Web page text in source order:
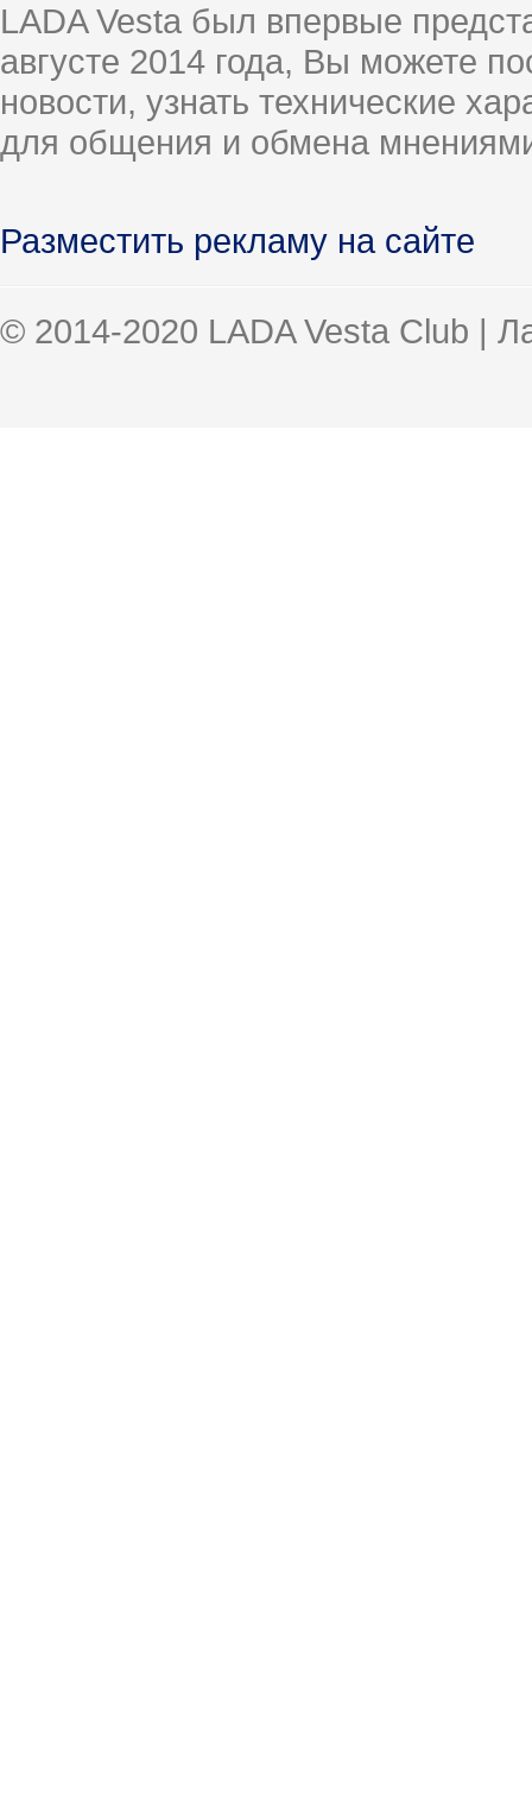
LADA Vesta был впервые
августе 2014 года, Вы можете
новости, узнать технические
для общения и обмена
Разместить рекламу на сайте
© 2014-2020 LADA Vesta Club |